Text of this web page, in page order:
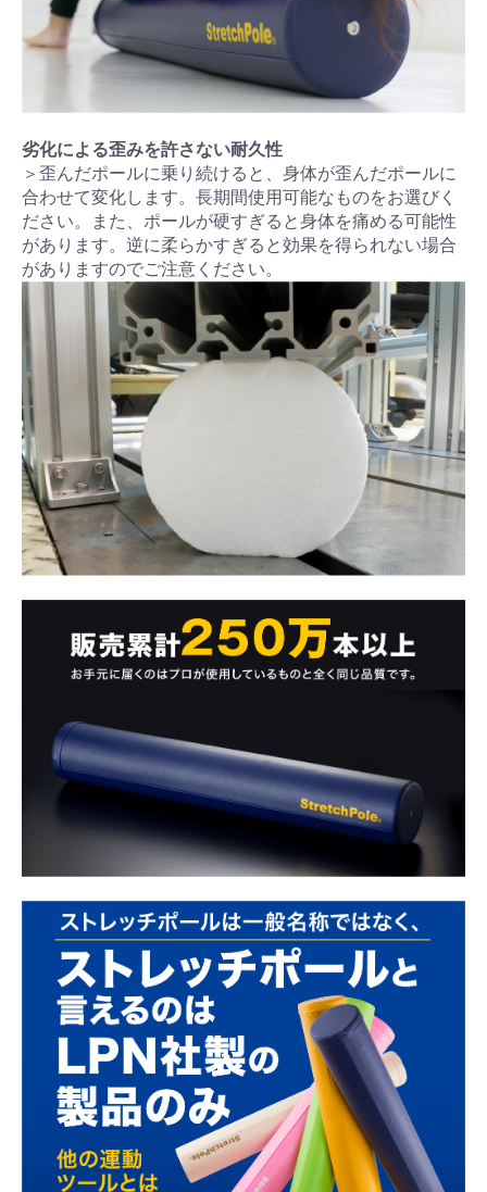
劣化による歪みを許さない耐久性
＞歪んだポールに乗り続けると、身体が歪んだポールに
合わせて変化します。長期間使用可能なものをお選びく
ださい。また、ポールが硬すぎると身体を痛める可能性
があります。逆に柔らかすぎると効果を得られない場合
がありますのでご注意ください。